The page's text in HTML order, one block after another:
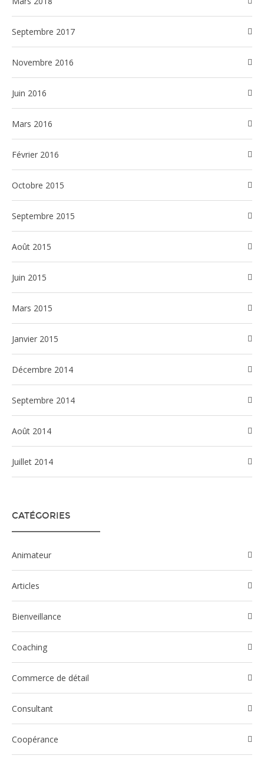
septembre 2017
novembre 2016
juin 2016
mars 2016
février 2016
octobre 2015
septembre 2015
août 2015
juin 2015
mars 2015
janvier 2015
décembre 2014
septembre 2014
août 2014
juillet 2014
CATÉGORIES
Animateur
Articles
Bienveillance
Coaching
Commerce de détail
Consultant
Coopérance